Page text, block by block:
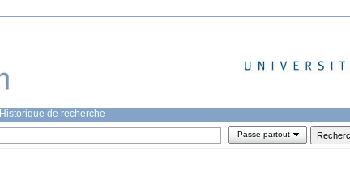
Historique de recherche
Passe-partout